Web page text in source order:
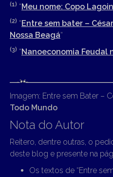
(1) “Meu nome: Copo
(2) “Entre sem bater –
Nossa Beagá“
(3) “Nanoeconomia Feudal
Imagem: Entre sem Bater –
Todo Mundo
Nota do Autor
Reitero, dentre outras, o
deste blog e presente na
Os textos de “Entre